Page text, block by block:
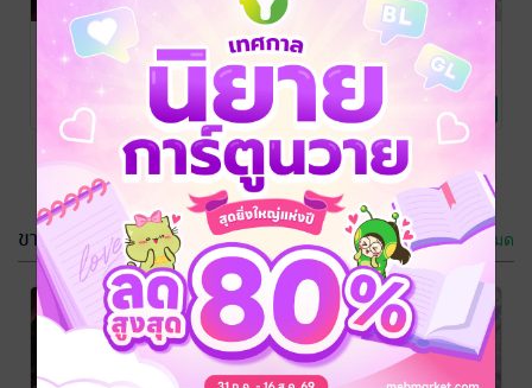
ทะลุมิติพร้อม
ระบบจีบพระ
สวามีทั้งสี่ของ
หวังสี่จ้าว
นิยายรักจีนโบราณ
3 Rating
หวนชะตาครานี้
ขออุ้มลูกหนีสามี
ไร้ใจ
หวังสี่จ้าว
นิยายรักจีนโบราณ
4 Rating
ข้าคือเกองาม
ยอดนักสืบ
หวังสี่จ้าว
นิยายวาย Boy
Love / Yaoi
No Rating
ขายดี ดูทั้งหมด